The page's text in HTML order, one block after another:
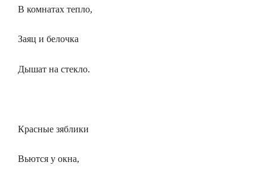
В комнатах тепло,
Заяц и белочка
Дышат на стекло.
Красные зяблики
Вьются у окна,